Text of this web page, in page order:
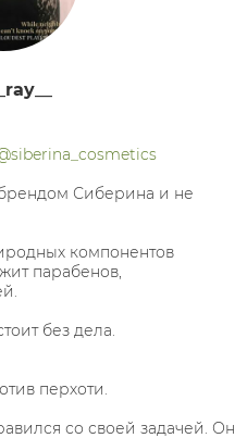
Сиберина и не
компонентов
парабенов,
без дела. ⠀
перхоти. ⠀
со своей задачей. Он